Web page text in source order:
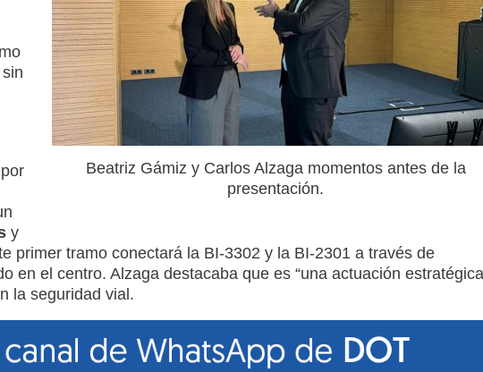
Beatriz Gámiz y Carlos Alzaga momentos antes de la
presentación.
y
primer tramo conectará la BI-3302 y la BI-2301 a través de
en el centro. Alzaga destacaba que es “una actuación estratégica
la seguridad vial.